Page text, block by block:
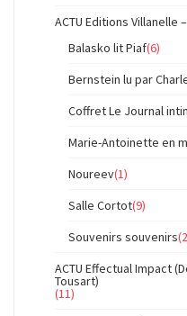
ACTU Editions Villanelle
Balasko lit Piaf(6)
Bernstein lu par
Coffret Le Journal
Marie-Antoinette en
Noureev(1)
Salle Cortot(9)
Souvenirs souvenirs
ACTU Effectual Impact
Tousart)
(11)